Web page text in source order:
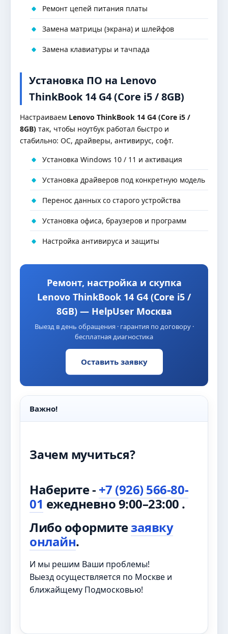
Ремонт цепей питания платы
Замена матрицы (экрана) и шлейфов
Замена клавиатуры и тачпада
Установка ПО на Lenovo
ThinkBook 14 G4 (Core i5 / 8GB)
Настраиваем Lenovo ThinkBook 14 G4 (Core i5 /
8GB) так, чтобы ноутбук работал быстро и
стабильно: ОС, драйверы, антивирус, софт.
Установка Windows 10 / 11 и активация
Установка драйверов под конкретную модель
Перенос данных со старого устройства
Установка офиса, браузеров и программ
Настройка антивируса и защиты
Ремонт, настройка и скупка
Lenovo ThinkBook 14 G4 (Core i5 /
8GB) — HelpUser Москва
Выезд в день обращения · гарантия по договору ·
бесплатная диагностика
Оставить заявку
Важно!
Зачем мучиться?
Наберите - +7 (926) 566-80-
01 ежедневно 9:00–23:00 .
Либо оформитезаявку
онлайн.
И мы решим Ваши проблемы!
Выезд осуществляется по Москве и
ближайщему Подмосковью!